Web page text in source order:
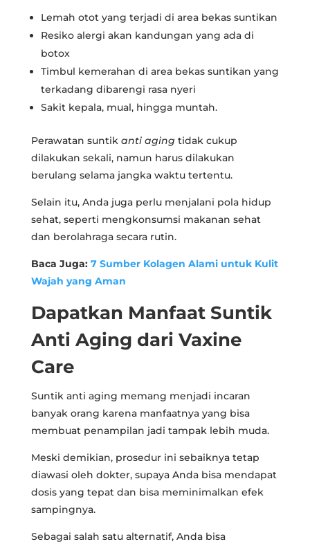
Lemah otot yang terjadi di area bekas suntikan
Resiko alergi akan kandungan yang ada di
botox
Timbul kemerahan di area bekas suntikan yang
terkadang dibarengi rasa nyeri
Sakit kepala, mual, hingga muntah.
Perawatan suntik anti aging tidak cukup
dilakukan sekali, namun harus dilakukan
berulang selama jangka waktu tertentu.
Selain itu, Anda juga perlu menjalani pola hidup
sehat, seperti mengkonsumsi makanan sehat
dan berolahraga secara rutin.
Baca Juga: 7 Sumber Kolagen Alami untuk Kulit
Wajah yang Aman
Dapatkan Manfaat Suntik
Anti Aging dari Vaxine
Care
Suntik anti aging memang menjadi incaran
banyak orang karena manfaatnya yang bisa
membuat penampilan jadi tampak lebih muda.
Meski demikian, prosedur ini sebaiknya tetap
diawasi oleh dokter, supaya Anda bisa mendapat
dosis yang tepat dan bisa meminimalkan efek
sampingnya.
Sebagai salah satu alternatif, Anda bisa